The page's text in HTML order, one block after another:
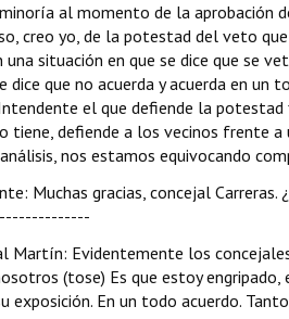
al momento de la aprobación
creo yo, de la potestad del veto
una situación en que se dice que se
dice que no acuerda y acuerda en un
el que defiende la
tiene, defiende a los vecinos frente a
nos estamos equivocando
Muchas gracias, concejal
Martín: Evidentemente los
(tose) Es que estoy
exposición. En un todo acuerdo.